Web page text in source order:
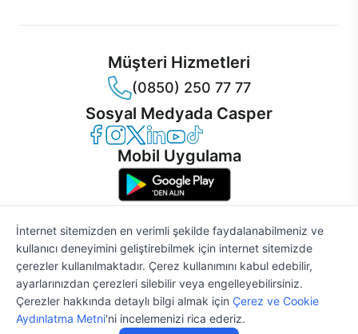
Müşteri Hizmetleri
(0850) 250 77 77
Sosyal Medyada Casper
Casper Facebook
Casper Instagram
Casper Twitter
Casper LinkedIn
Casper YouTube
Casper TikTok
Mobil Uygulama
© 2021 - 2026 Casper Bilgisayar Sistemleri A.Ş. Tüm Hakları Saklıdır
KVKK
Çerez Politikası
Bilgi Güvenliği
Bilgi Toplumu Hizmetleri
İnternet sitemizden en verimli şekilde faydalanabilmeniz ve
kullanıcı deneyimini geliştirebilmek için internet sitemizde
çerezler kullanılmaktadır. Çerez kullanımını kabul edebilir,
ayarlarınızdan çerezleri silebilir veya engelleyebilirsiniz.
Çerezler hakkında detaylı bilgi almak için Çerez ve Cookie
Aydınlatma Metni'ni incelemenizi rica ederiz.